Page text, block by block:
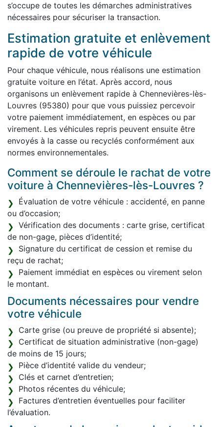
s’occupe de toutes les démarches administratives
nécessaires pour sécuriser la transaction.
Estimation gratuite et enlèvement
rapide de votre véhicule
Pour chaque véhicule, nous réalisons une estimation
gratuite voiture en l’état. Après accord, nous
organisons un enlèvement rapide à Chennevières-lès-
Louvres (95380) pour que vous puissiez percevoir
votre paiement immédiatement, en espèces ou par
virement. Les véhicules repris peuvent ensuite être
envoyés à la casse ou recyclés conformément aux
normes environnementales.
Comment se déroule le rachat de votre
voiture à Chennevières-lès-Louvres ?
Évaluation de votre véhicule : accidenté, en panne
ou d’occasion;
Vérification des documents : carte grise, certificat
de non-gage, pièces d’identité;
Signature du certificat de cession et remise du
reçu de rachat;
Paiement immédiat en espèces ou virement selon
le montant.
Documents nécessaires pour vendre
votre véhicule
Carte grise (ou preuve de propriété si absente);
Certificat de situation administrative (non-gage)
de moins de 15 jours;
Pièce d’identité valide du vendeur;
Clés et carnet d’entretien;
Photos récentes du véhicule;
Factures d’entretien éventuelles pour faciliter
l’évaluation.